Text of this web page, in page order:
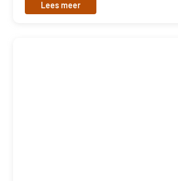
Lees meer